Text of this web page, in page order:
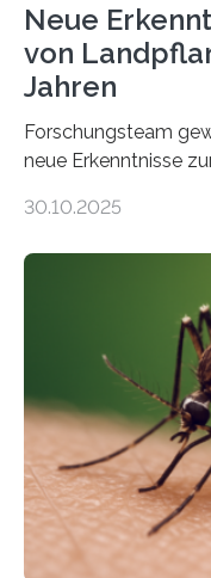
Neue
von
Jahren
Forschungsteam
neue Erkenntnisse
Landpflanzen
Grünalgen, die vor
lebten. Unter den
die noch heute in
Süßwasseralge
dieser Gruppe bilden
mit
nächsten…
30.10.2025